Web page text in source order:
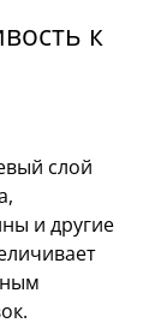
к
слой
и другие